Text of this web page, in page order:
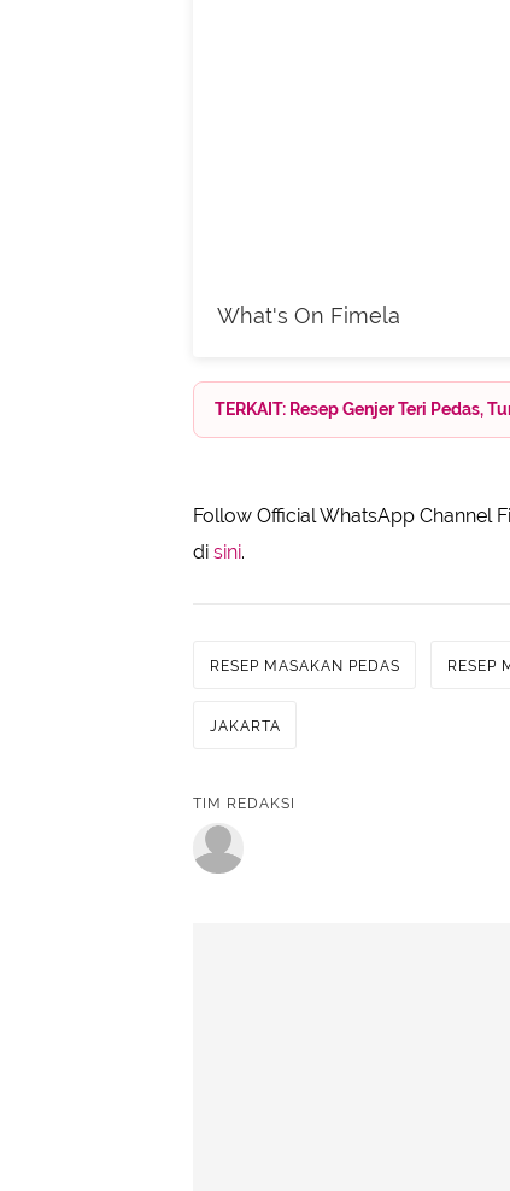
What's On Fimela
TERKAIT: Resep Genjer Teri Pedas,
Follow Official WhatsApp Channel
di sini.
RESEP MASAKAN PEDAS RESEP
JAKARTA
TIM REDAKSI